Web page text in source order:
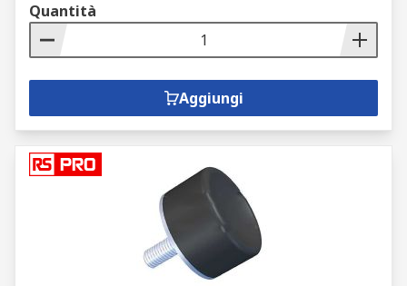
Quantità
Aggiungi